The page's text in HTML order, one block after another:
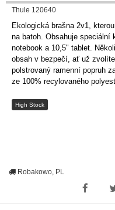
Thule 120640
Ekologická brašna 2v1,
na batoh. Obsahuje speciální
notebook a 10,5" tablet.
obsah v bezpečí, ať už
polstrovaný ramenní popruh
ze 100% recylovaného
High Stock
Robakowo, PL